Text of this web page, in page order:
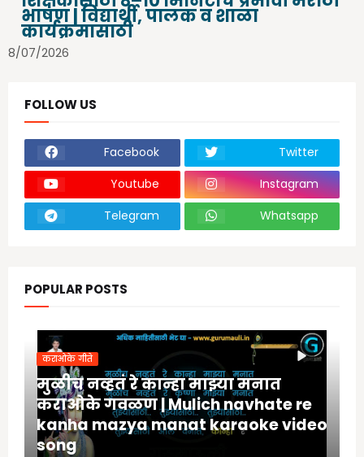
भाषण | विद्यार्थी, पालक व शाळा
कार्यक्रमासाठी
8/07/2026
FOLLOW US
Facebook
Twitter
Youtube
Instagram
Telegram
Whatsapp
POPULAR POSTS
कराओके गीते
मुळीच नव्हतं रे कान्हा माझ्या मनात
कराओके गवळण | Mulich navhate re
kanha mazya manat karaoke video
song